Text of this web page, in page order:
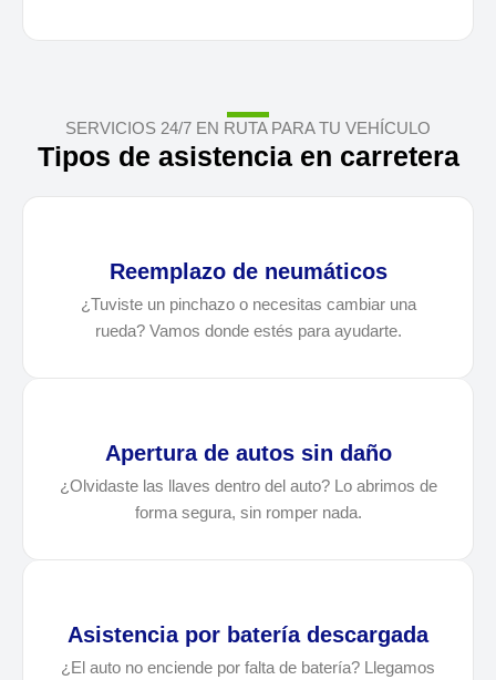
SERVICIOS 24/7 EN RUTA PARA TU VEHÍCULO
Tipos de asistencia en carretera
Reemplazo de neumáticos
¿Tuviste un pinchazo o necesitas cambiar una
rueda? Vamos donde estés para ayudarte.
Apertura de autos sin daño
¿Olvidaste las llaves dentro del auto? Lo abrimos de
forma segura, sin romper nada.
Asistencia por batería descargada
¿El auto no enciende por falta de batería? Llegamos